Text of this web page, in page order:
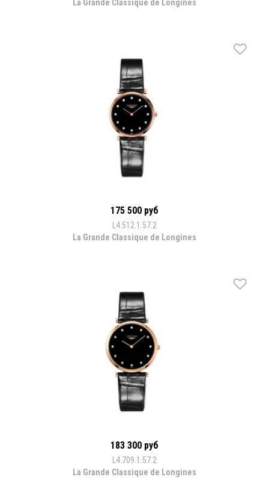
La Grande Classique de Longines
175 500 руб
L4.512.1.57.2
La Grande Classique de Longines
183 300 руб
L4.709.1.57.2
La Grande Classique de Longines